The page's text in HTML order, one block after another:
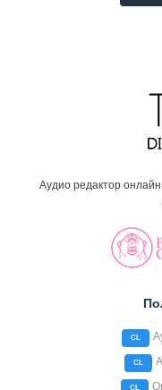
Аудио редактор
CL
CL
CL